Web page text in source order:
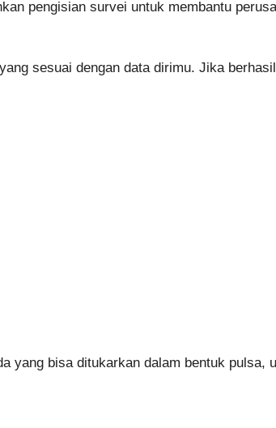
pengisian survei untuk membantu
sesuai dengan data dirimu. Jika
yang bisa ditukarkan dalam bentuk pulsa,